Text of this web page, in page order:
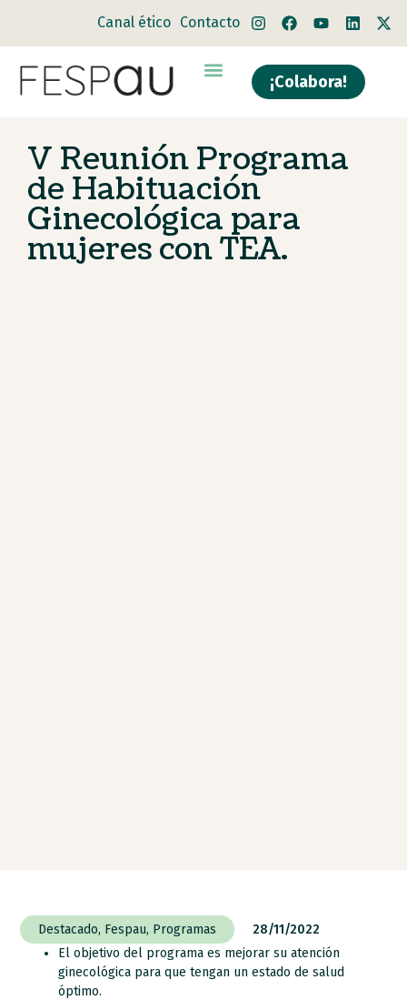
Canal ético Contacto
¡Colabora!
V Reunión Programa
de Habituación
Ginecológica para
mujeres con TEA.
Destacado, Fespau, Programas
28/11/2022
El objetivo del programa es mejorar su atención
ginecológica para que tengan un estado de salud
óptimo.